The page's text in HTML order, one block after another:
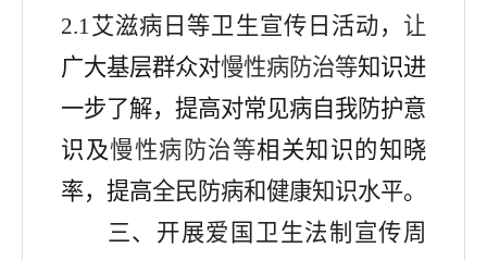
2.1艾滋病日等卫生宣传日活动， 让
广大基层群众对慢性病防治等知识进
一步了解，提高对常见病自我防护意
识及慢性病防治等相关知识的知晓
率，提高全民防病和健康知识水平。
三、开展爱国卫生法制宣传周